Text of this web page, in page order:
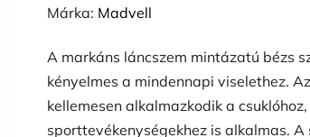
Márka: Madvell
A markáns láncszem mintázatú bézs
kényelmes a mindennapi viselethez.
kellemesen alkalmazkodik a
sporttevékenységekhez is alkalmas.